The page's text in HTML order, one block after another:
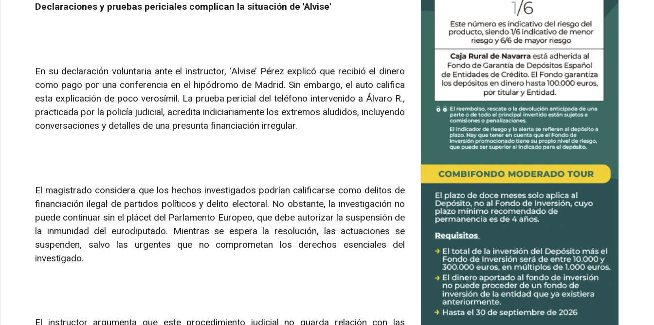
Declaraciones y pruebas periciales complican la situación de 'Alvise'
En su declaración voluntaria ante el instructor, ‘Alvise’ Pérez explicó que recibió el dinero
como pago por una conferencia en el hipódromo de Madrid. Sin embargo, el auto califica
esta explicación de poco verosímil. La prueba pericial del teléfono intervenido a Álvaro R.,
practicada por la policía judicial, acredita indiciariamente los extremos aludidos, incluyendo
conversaciones y detalles de una presunta financiación irregular.
El magistrado considera que los hechos investigados podrían calificarse como delitos de
financiación ilegal de partidos políticos y delito electoral. No obstante, la investigación no
puede continuar sin el plácet del Parlamento Europeo, que debe autorizar la suspensión de
la inmunidad del eurodiputado. Mientras se espera la resolución, las actuaciones se
suspenden, salvo las urgentes que no comprometan los derechos esenciales del
investigado.
El instructor argumenta que este procedimiento judicial no guarda relación con las